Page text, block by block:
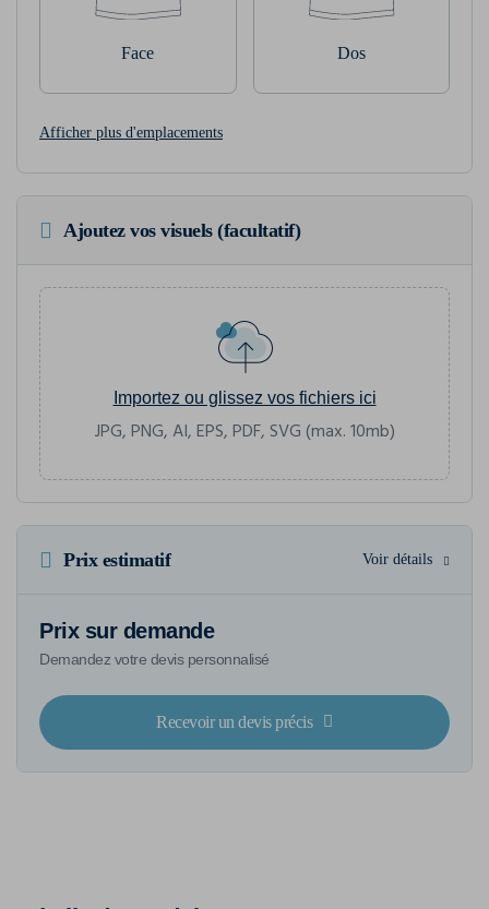
Face Dos
Afficher plus d'emplacements
Ajoutez vos visuels (facultatif)
Importez ou glissez vos fichiers ici
JPG, PNG, AI, EPS, PDF, SVG (max. 10mb)
Prix estimatif Voir détails
Prix sur demande
Demandez votre devis personnalisé
Recevoir un devis précis